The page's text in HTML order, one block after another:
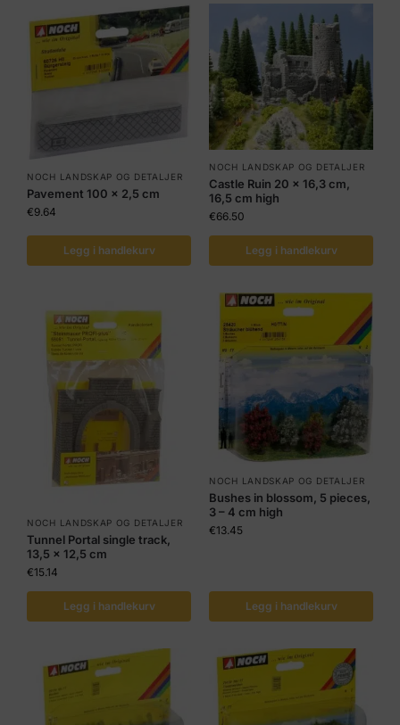
NOCH LANDSKAP OG DETALJER
Pavement 100 x 2,5 cm
€9.64
Legg i handlekurv
NOCH LANDSKAP OG DETALJER
Castle Ruin 20 x 16,3 cm,
16,5 cm high
€66.50
Legg i handlekurv
NOCH LANDSKAP OG DETALJER
Tunnel Portal single track,
13,5 x 12,5 cm
€15.14
Legg i handlekurv
NOCH LANDSKAP OG DETALJER
Bushes in blossom, 5 pieces,
3 – 4 cm high
€13.45
Legg i handlekurv